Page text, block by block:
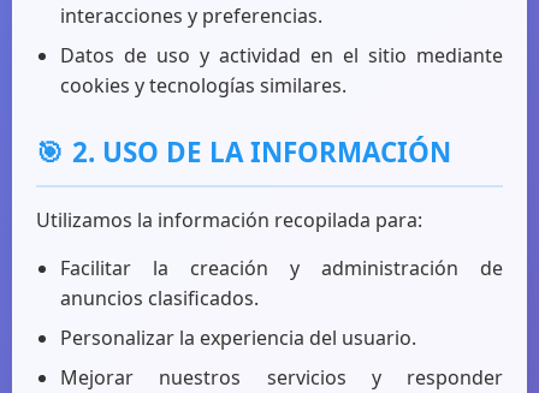
interacciones y preferencias.
Datos de uso y actividad en el sitio mediante
cookies y tecnologías similares.
🎯 2. USO DE LA INFORMACIÓN
Utilizamos la información recopilada para:
Facilitar la creación y administración de
anuncios clasificados.
Personalizar la experiencia del usuario.
Mejorar nuestros servicios y responder